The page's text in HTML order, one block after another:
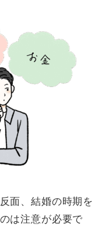
面、結婚の時期を
は注意が必要で